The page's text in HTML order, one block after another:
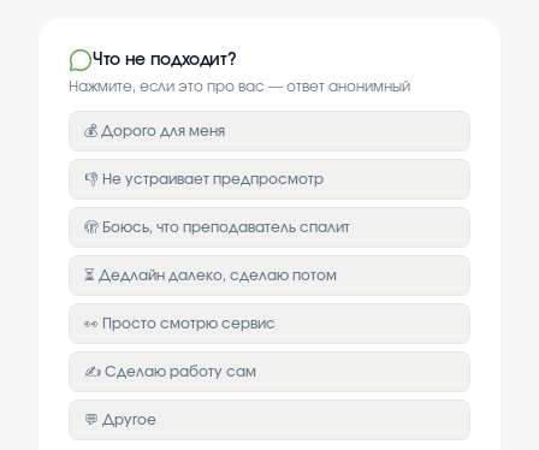
Что не подходит?
Нажмите, если это про вас — ответ анонимный
💰 Дорого для меня
👎 Не устраивает предпросмотр
🫣 Боюсь, что преподаватель спалит
⏳ Дедлайн далеко, сделаю потом
👀 Просто смотрю сервис
✍️ Сделаю работу сам
💬 Другое